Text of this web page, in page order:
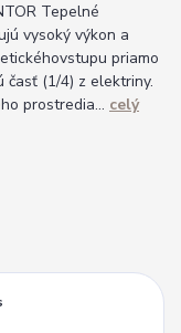
Tepelné
vysoký výkon a
priamo
časť (1/4) z elektriny.
prostredia... celý